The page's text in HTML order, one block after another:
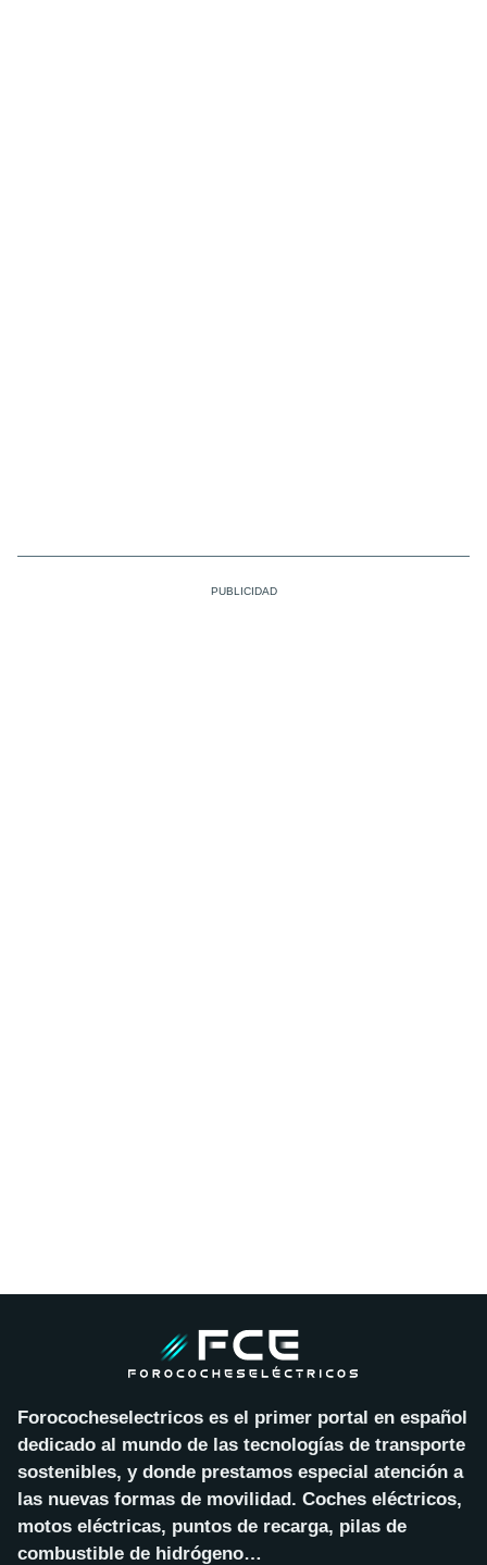
Forococheselectricos es el primer portal en español
dedicado al mundo de las tecnologías de transporte
sostenibles, y donde prestamos especial atención a
las nuevas formas de movilidad. Coches eléctricos,
motos eléctricas, puntos de recarga, pilas de
combustible de hidrógeno…